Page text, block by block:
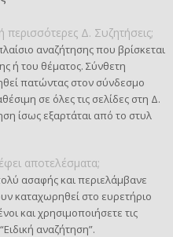
Δ. Συζητήσεις;
αναζήτησης που βρίσκεται
ή του θέματος. Σύνθετη
πατώντας στον σύνδεσμο
σε όλες τις σελίδες στη Δ.
ίσως εξαρτάται από το στυλ
αποτελέσματα;
ασαφής και περιελάμβανε
καταχωρηθεί στο ευρετήριο
και χρησιμοποιήσετε τις
αναζήτηση”.